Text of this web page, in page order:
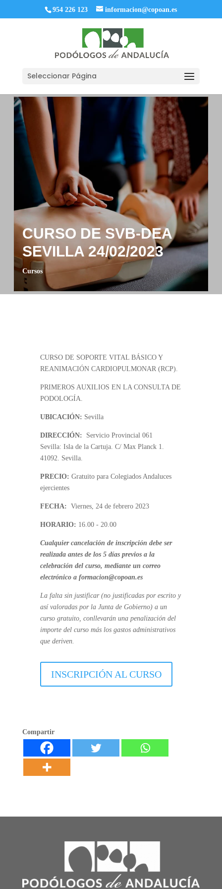
954 226 123 informacion@copoan.es
Seleccionar Página
CURSO DE SVB-DEA
SEVILLA 24/02/2023
Cursos
CURSO DE SOPORTE VITAL BÁSICO Y
REANIMACIÓN CARDIOPULMONAR (RCP).
PRIMEROS AUXILIOS EN LA CONSULTA DE
PODOLOGÍA.
UBICACIÓN: Sevilla
DIRECCIÓN:
Servicio Provincial 061
Sevilla: Isla de la Cartuja. C/ Max Planck 1.
41092. Sevilla.
PRECIO: Gratuito para Colegiados Andaluces
ejercientes
FECHA: Viernes, 24 de febrero 2023
HORARIO: 16.00 - 20.00
Cualquier cancelación de inscripción debe ser
realizada antes de los 5 días previos a la
celebración del curso, mediante un correo
electrónico a formacion@copoan.es
La falta sin justificar (no justificadas por escrito y
así valoradas por la Junta de Gobierno) a un
curso gratuito, conllevarán una penalización del
importe del curso más los gastos administrativos
que deriven.
INSCRIPCIÓN AL CURSO
Compartir